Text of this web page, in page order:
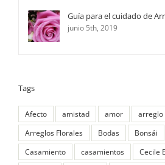
Guía para el cuidado de
junio 5th, 2019
Tags
Afecto amistad amor
arreglo
Arreglos Florales
Bodas Bonsái
Casamiento
casamientos Cecile